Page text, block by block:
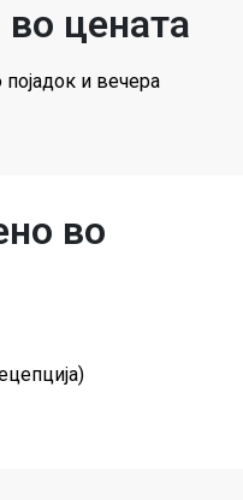
цената
и вечера
во